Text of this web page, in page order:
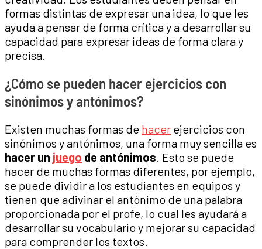
formas distintas de expresar una idea, lo que les
ayuda a pensar de forma crítica y a desarrollar su
capacidad para expresar ideas de forma clara y
precisa.
¿Cómo se pueden hacer ejercicios con
sinónimos y antónimos?
Existen muchas formas de hacer ejercicios con
sinónimos y antónimos, una forma muy sencilla es
hacer un juego de antónimos . Esto se puede
hacer de muchas formas diferentes, por ejemplo,
se puede dividir a los estudiantes en equipos y
tienen que adivinar el antónimo de una palabra
proporcionada por el profe, lo cual les ayudará a
desarrollar su vocabulario y mejorar su capacidad
para comprender los textos.